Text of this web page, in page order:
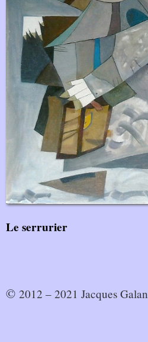
Le serrurier
© 2012 – 2021 Jacques Galan